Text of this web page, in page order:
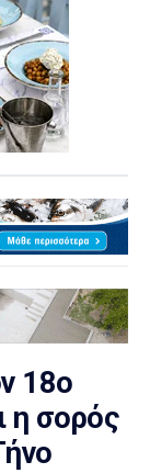
18ο
η σορός